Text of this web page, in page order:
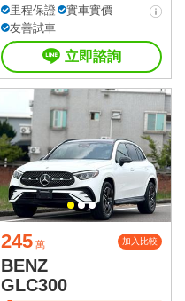
里程保證
實車實價
友善試車
立即諮詢
245 萬 加入比較
BENZ
GLC300